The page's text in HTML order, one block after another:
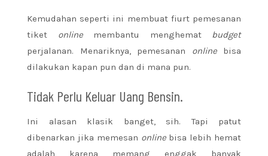
Kemudahan seperti ini membuat fiurt pemesanan
tiket onlinemembantu menghemat
budget
perjalanan. Menariknya, pemesanan onlinebisa
dilakukan kapan pun dan di mana pun.
Tidak Perlu Keluar Uang Bensin.
Ini alasan klasik banget, sih. Tapi patut
dibenarkan jika memesan onlinebisa lebih hemat
adalah karena memang enggak banyak